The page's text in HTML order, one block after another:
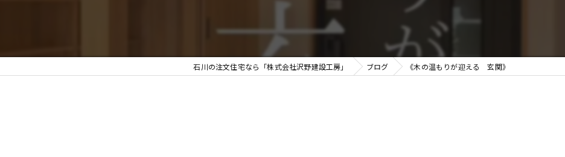
無垢
石川の注文住宅なら「株式会社沢野建設工房」 ブログ 《木の温もりが迎える 玄関》